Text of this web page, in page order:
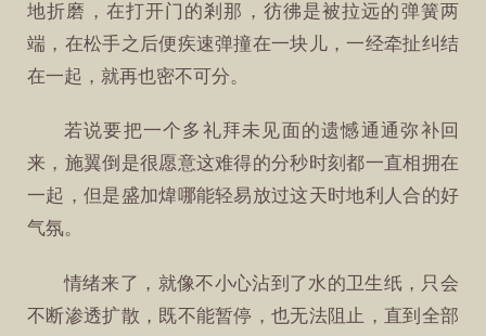
地折磨，在打开门的剎那，彷彿是被拉远的弹簧两
端，在松手之后便疾速弹撞在一块儿，一经牵扯纠结
在一起，就再也密不可分。
若说要把一个多礼拜未见面的遗憾通通弥补回
来，施翼倒是很愿意这难得的分秒时刻都一直相拥在
一起，但是盛加煒哪能轻易放过这天时地利人合的好
气氛。
情绪来了，就像不小心沾到了水的卫生纸，只会
不断渗透扩散，既不能暂停，也无法阻止，直到全部